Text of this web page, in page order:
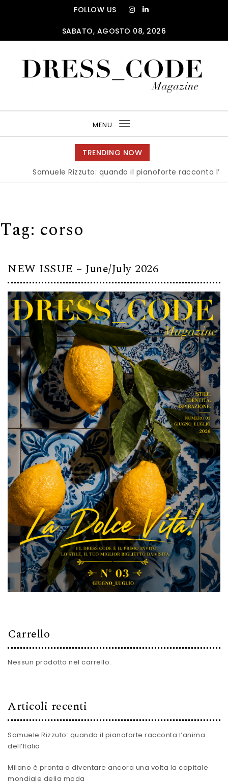
FOLLOW US
SABATO, AGOSTO 08, 2026
MENU
Toggle
navigation
TRENDING NOW
Samuele Rizzuto: quando il pianoforte racconta
Tag: corso
NEW ISSUE – June/July 2026
Carrello
Nessun prodotto nel carrello.
Articoli recenti
Samuele Rizzuto: quando il pianoforte racconta l’anima
dell’Italia
Milano è pronta a diventare ancora una volta la capitale
mondiale della moda